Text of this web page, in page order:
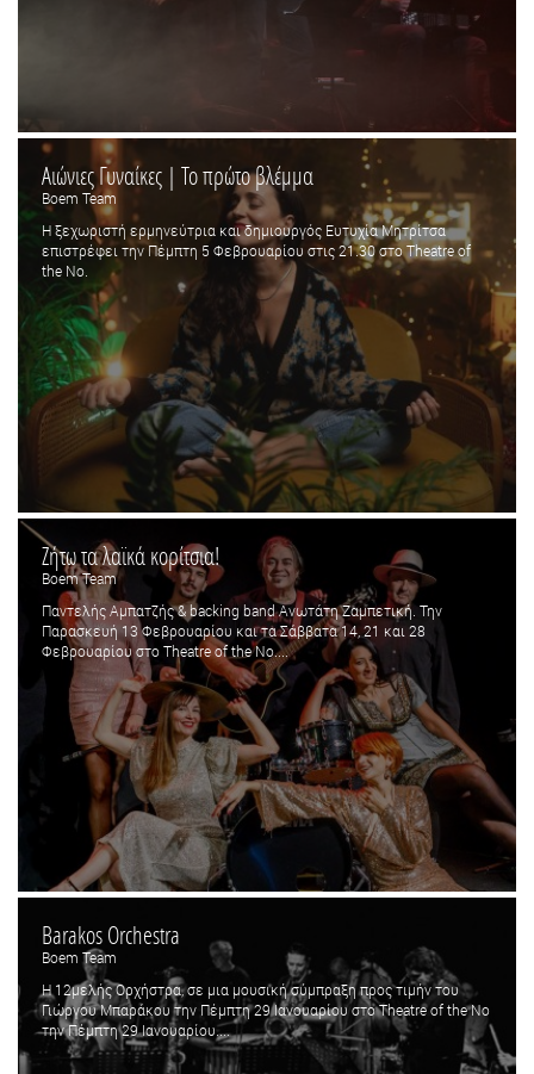
Αιώνιες Γυναίκες | Το πρώτο βλέμμα
Boem Team
Η ξεχωριστή ερμηνεύτρια και δημιουργός Ευτυχία Μητρίτσα
επιστρέφει την Πέμπτη 5 Φεβρουαρίου στις 21.30 στο Theatre of
the No.
Ζήτω τα λαϊκά κορίτσια!
Boem Team
Παντελής Αμπατζής & backing band Ανωτάτη Ζαμπετική. Την
Παρασκευή 13 Φεβρουαρίου και τα Σάββατα 14, 21 και 28
Φεβρουαρίου στο Theatre of the No....
Barakos Orchestra
Boem Team
Η 12μελής Ορχήστρα, σε μια μουσική σύμπραξη προς τιμήν του
Γιώργου Μπαράκου την Πέμπτη 29 Ιανουαρίου στο Theatre of the No
την Πέμπτη 29 Ιανουαρίου....